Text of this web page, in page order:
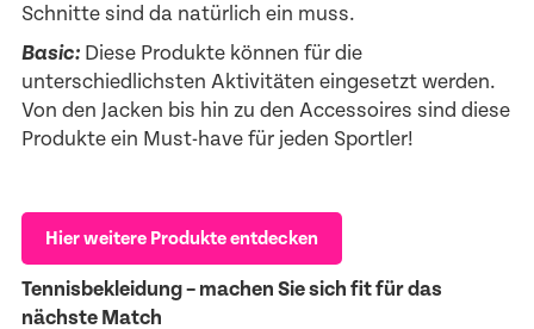
Schnitte sind da natürlich ein muss.
Basic: Diese Produkte können für die
unterschiedlichsten Aktivitäten eingesetzt werden.
Von den Jacken bis hin zu den Accessoires sind diese
Produkte ein Must-have für jeden Sportler!
Hier weitere Produkte entdecken
Tennisbekleidung – machen Sie sich fit für das
nächste Match